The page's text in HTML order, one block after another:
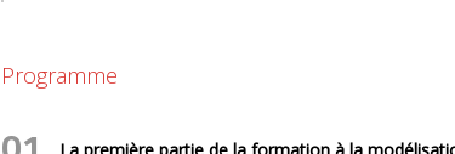
Programme
La première partie de la formation à la